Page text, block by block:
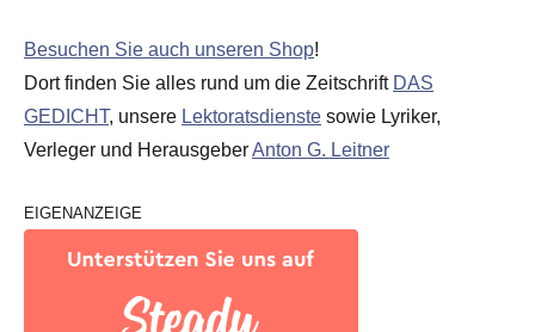
Besuchen Sie auch unseren Shop!
Dort finden Sie alles rund um die Zeitschrift DAS
GEDICHT, unsere Lektoratsdienste sowie Lyriker,
Verleger und HerausgeberAnton G. Leitner
EIGENANZEIGE